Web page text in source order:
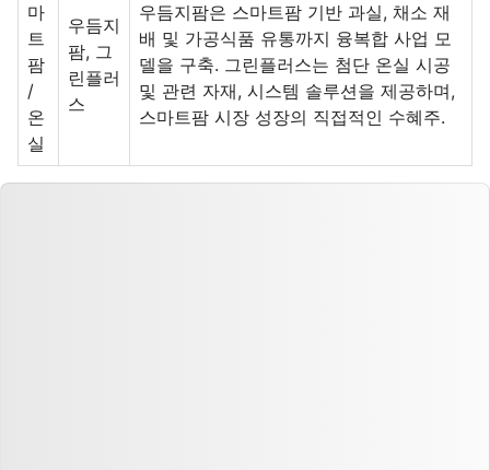
마
트
팜
/
온
실
우듬지
팜, 그
린플러
스
우듬지팜은 스마트팜 기반 과실, 채소 재
배 및 가공식품 유통까지 융복합 사업 모
델을 구축. 그린플러스는 첨단 온실 시공
및 관련 자재, 시스템 솔루션을 제공하며,
스마트팜 시장 성장의 직접적인 수혜주.